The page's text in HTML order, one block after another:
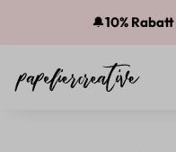
Zum Hauptinhalt springen
🔔10% Rabatt